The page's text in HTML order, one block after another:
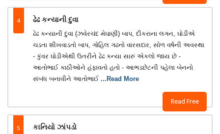
4 ઢેઢ કન્યાની દુવા
Read Free
ઢેઢ કન્યાની દુવા (ઝવેરચંદ મેઘાણી) બાપ, દીકરાના લગન, ઘોડીએ
ચડતા શીખવાડતો બાપ, ગોહિલ ગઢનો વારસદાર, સોળ વર્ષની અવસ્થા
- કુંવર ઘોડીએથી ઉતરીને ઢેઢ કન્યા સારું એકલો જાય છે -
આતોભાઈ કાઠીઓને હંફાવતો હતો - આભડછેટની પહેલા બેનનો
સંબંધ બનાવીને આતોભાઈ ...Read More
5 કાનિયો ઝાંપડો